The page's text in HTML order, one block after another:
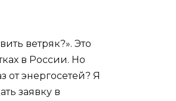
ветряк?». Это
в России. Но
от энергосетей? Я
заявку в